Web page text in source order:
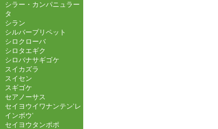
シラー・カンパニュラー
タ
シラン
シルバープリペット
シロクローバ
シロタエギク
シロバナサギゴケ
スイカズラ
スイセン
スギゴケ
セアノーサス
セイヨウイワナンテン'レ
インボウ'
セイヨウタンポポ